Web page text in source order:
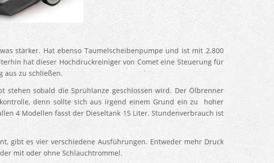
stärker. Hat ebenso Taumelscheibenpumpe und ist mit 2.800
hat dieser Hochdruckreiniger von Comet eine Steuerung für
aus zu schließen.
stehen sobald die Sprühlanze geschlossen wird. Der Ölbrenner
denn sollte sich aus irgend einem Grund ein zu hoher
4 Modellen fasst der Dieseltank 15 Liter. Stundenverbrauch ist
gibt es vier verschiedene Ausführungen. Entweder mehr Druck
mit oder ohne Schlauchtrommel.